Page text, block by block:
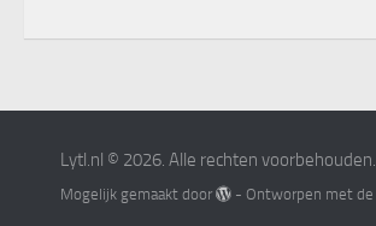
Lytl.nl © 2026. Alle rechten voorbehouden.
Mogelijk gemaakt door - Ontworpen met de